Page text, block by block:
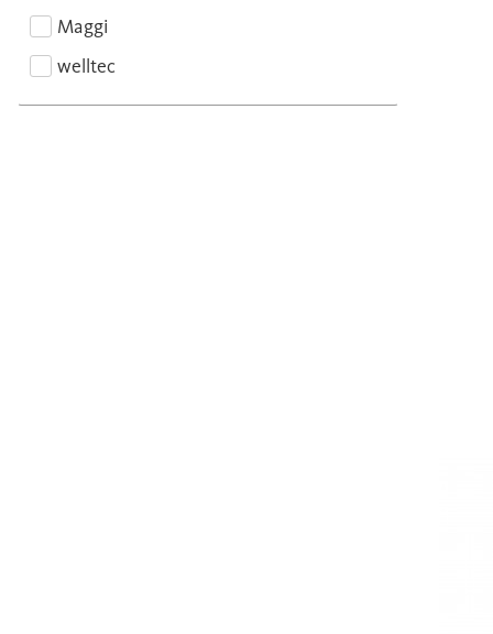
Maggi
welltec